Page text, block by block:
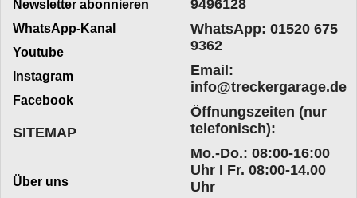
Newsletter abonnieren
WhatsApp-Kanal
Youtube
Instagram
Facebook
9496128
WhatsApp: 01520 675
9362
Email:
info@treckergarage.de
Öffnungszeiten (nur
telefonisch):
Mo.-Do.: 08:00-16:00
Uhr I Fr. 08:00-14.00
Uhr
SITEMAP
Über uns